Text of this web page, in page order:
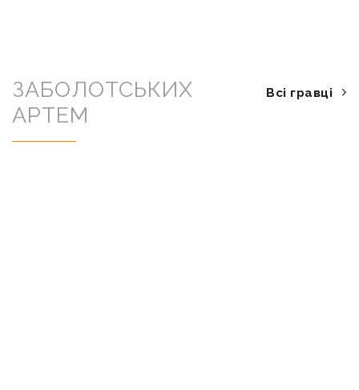
ЗАБОЛОТСЬКИХ
АРТЕМ
Всі гравці